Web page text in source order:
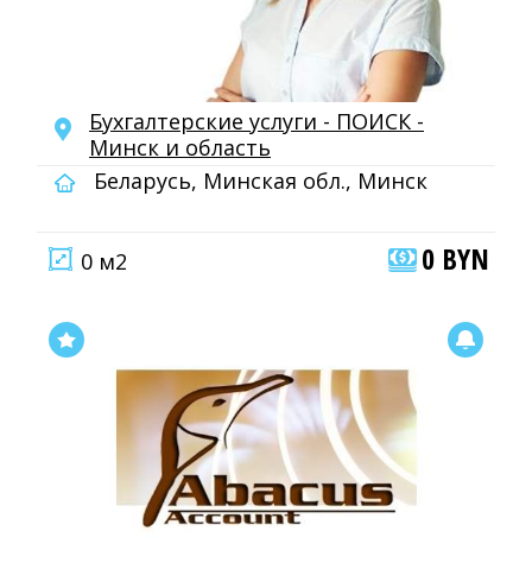
Бухгалтерские услуги - ПОИСК -
Минск и область
Беларусь, Минская обл., Минск
0 м2 0 BYN